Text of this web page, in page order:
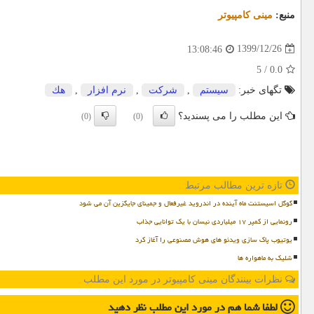
منبع: مینی كامپیوتر
1399/12/26
13:08:46
0.0
/
5
تگهای خبر:
سیستم , شركت , نرم افزار , هك
این مطلب را می پسندید؟ (0)
(0)
تازه ترین مطالب مرتبط
گوگل اسیستنت ماه آینده در اندروید غیرفعال و جمینای جایگزین آن می شود
رونمایی از کمپر ۱۷ میلیاردی نیسان با یک توانایی جذاب
یوتیوب پاک سازی ویدئو های هوش مصنوعی را آغاز کرد
شلیک به ماهواره ها
نظرات بینندگان مینی کامپیوتر در مورد این مطلب
لطفا شما همدر مورد این مطلبنظر دهید